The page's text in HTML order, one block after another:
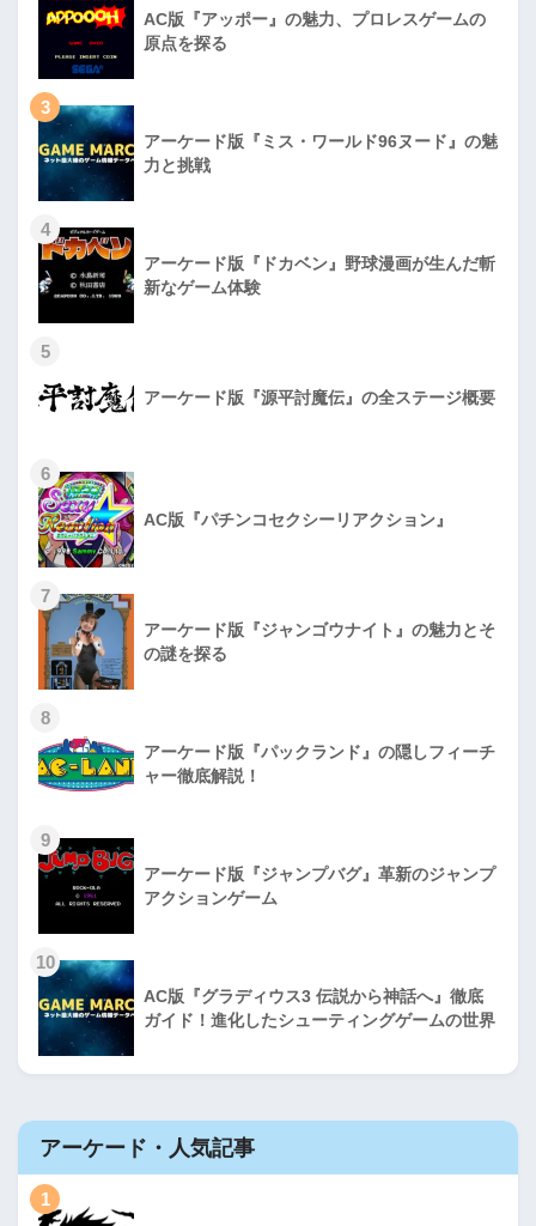
AC版『アッポー』の魅力、プロレスゲームの
原点を探る
3
アーケード版『ミス・ワールド96ヌード』の魅
力と挑戦
4
アーケード版『ドカベン』野球漫画が生んだ斬
新なゲーム体験
5
アーケード版『源平討魔伝』の全ステージ概要
6
AC版『パチンコセクシーリアクション』
7
アーケード版『ジャンゴウナイト』の魅力とそ
の謎を探る
8
アーケード版『パックランド』の隠しフィーチ
ャー徹底解説！
9
アーケード版『ジャンプバグ』革新のジャンプ
アクションゲーム
10
AC版『グラディウス3 伝説から神話へ』徹底
ガイド！進化したシューティングゲームの世界
アーケード・人気記事
1